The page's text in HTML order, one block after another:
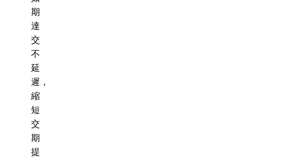
期
達
交
不
延
遲，
縮
短
交
期
提